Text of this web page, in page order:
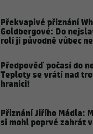
Překvapivé přiznání
Goldbergové: Do
rolí ji původně vůbec
Předpověď počasí do
Teploty se vrátí nad
hranici!
Přiznání Jiřího Mádla:
si mohl poprvé zahrát